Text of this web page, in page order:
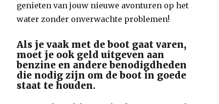
genieten van jouw nieuwe avonturen op het
water zonder onverwachte problemen!
Als je vaak met de boot gaat varen,
moet je ook geld uitgeven aan
benzine en andere benodigdheden
die nodig zijn om de boot in goede
staat te houden.